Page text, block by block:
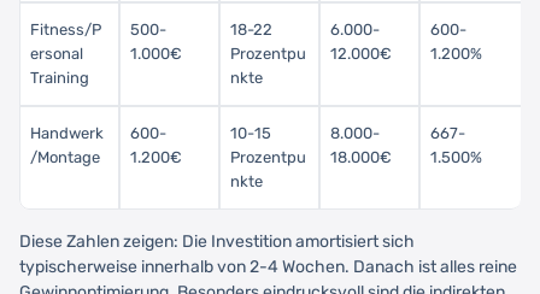
Fitness/P
ersonal
Training
500-
1.000€
18-22
Prozentpu
nkte
6.000-
12.000€
600-
1.200%
Handwerk
/Montage
600-
1.200€
10-15
Prozentpu
nkte
8.000-
18.000€
667-
1.500%
Diese Zahlen zeigen: Die Investition amortisiert sich
typischerweise innerhalb von 2-4 Wochen. Danach ist alles reine